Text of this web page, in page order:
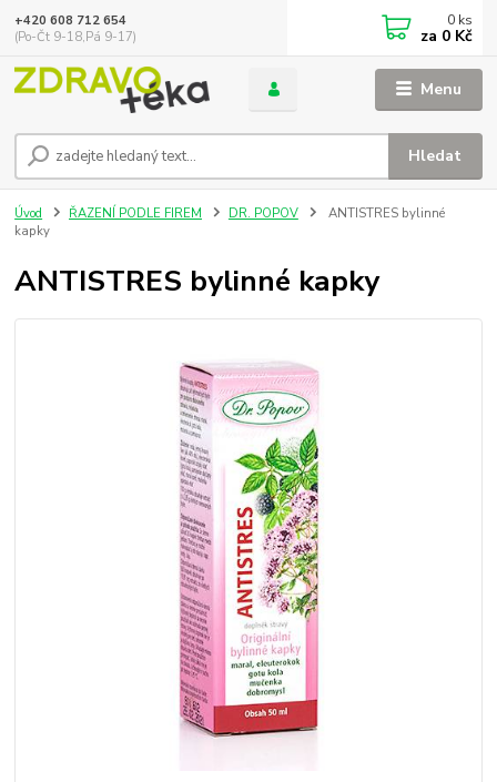
Menu
Hledat
+420 608 712 654
(Po-Čt 9-18,Pá 9-17)
0 ks
za 0 Kč
Úvod ŘAZENÍ PODLE FIREM DR. POPOV
ANTISTRES bylinné
kapky
ANTISTRES bylinné kapky